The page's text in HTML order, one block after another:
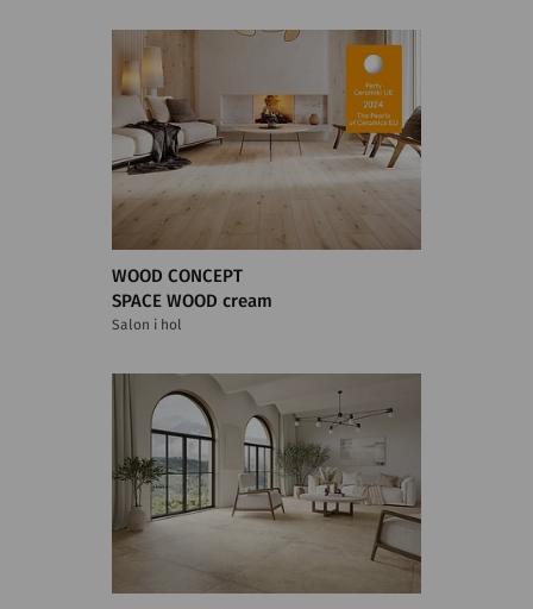
WOOD CONCEPT
SPACE WOOD cream
Salon i hol